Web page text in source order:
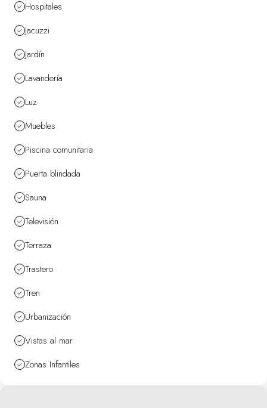
Hospitales
Jacuzzi
Jardín
Lavandería
Luz
Muebles
Piscina comunitaria
Puerta blindada
Sauna
Televisión
Terraza
Trastero
Tren
Urbanización
Vistas al mar
Zonas Infantiles